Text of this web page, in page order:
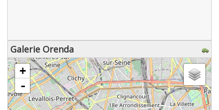
Galerie Orenda
chargement de la carte - veuillez patienter...
+
-